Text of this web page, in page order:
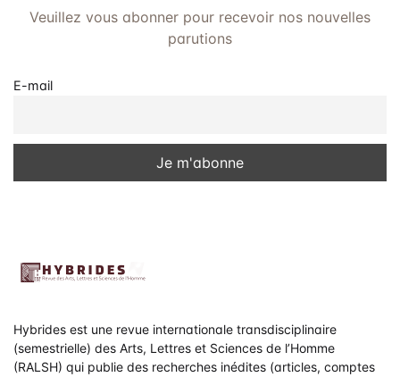
Veuillez vous abonner pour recevoir nos nouvelles
parutions
E-mail
Hybrides est une revue internationale transdisciplinaire
(semestrielle) des Arts, Lettres et Sciences de l’Homme
(RALSH) qui publie des recherches inédites (articles, comptes